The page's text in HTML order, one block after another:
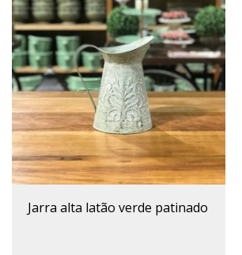
jarra alta latão verde patinado